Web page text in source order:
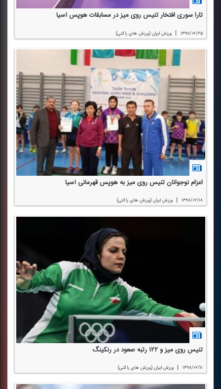
تارا سوری افتخار تنیس روی میز در مسابقات هوپس آسیا
۱۳۹۸/۰۲/۲۵ | ورزش ایران (ورزش های راكتی)
اعزام نوجوانان تنیس روی میز به هوپس قهرمانی آسیا
۱۳۹۸/۰۲/۱۸ | ورزش ایران (ورزش های راكتی)
تنیس روی میز و ۱۲۲ رتبه صعود در رنكینگ
۱۳۹۸/۰۲/۱۱ | ورزش ایران (ورزش های راكتی)